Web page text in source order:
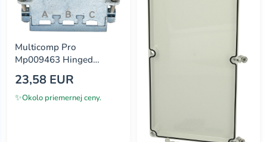
Multicomp Pro
Mp009463 Hinged
Frame, Size 10B
23,58 EUR
✨Okolo priemernej ceny.